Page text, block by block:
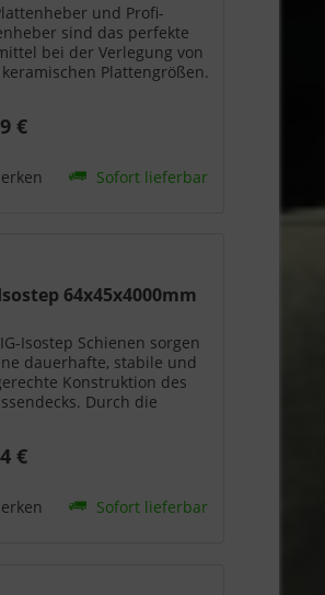
und Profi-
sind das perfekte
bei der Verlegung von
Plattengrößen.
Plattenheber:
€
Sofort lieferbar
64x45x4000mm
Isostep Schienen sorgen
dauerhafte, stabile und
Konstruktion des
Durch die
des Untergrundes
€
Sofort lieferbar